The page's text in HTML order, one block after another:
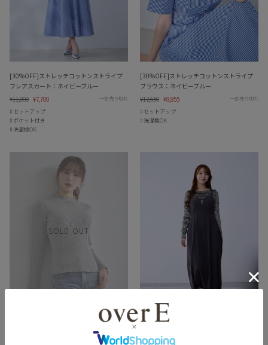
[30%OFF]ストレッチコットンストライプ
フレアスカート：ネイビーブルー
Regular
¥11,000 Sale
¥7,700 一部売り切れ
セットアップ
ポケット付き
洗濯機OK
[30%OFF]ストレッチコットンストライプ
ブラウス：ネイビーブルー
Regular
¥12,650 Sale
¥8,855 一部売り切れ
セットアップ
洗濯機OK
SOLD OUT
[30%OFF]メローパネルニット：メランジ
[3500円OFF]メロークラッシュベロアトッ